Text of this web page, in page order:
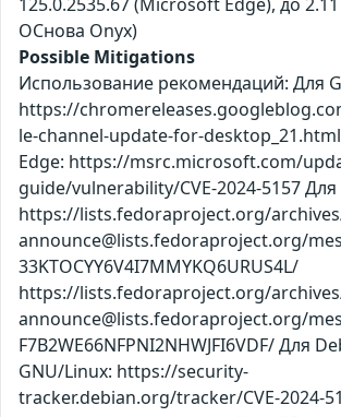
ОСнова Оnyx)
Possible Mitigations
Использование рекомендаций: Для
https://
le-channel-update-for-
Edge: https://msrc.microsoft.com/
guide/vulnerability/CVE-2024-5157 Для
https://lists.fedoraproject.org/
announce@lists.fedoraproject.org/
33KTOCYY6V4I7MMYKQ6URUS4L/
https://lists.fedoraproject.org/
announce@lists.fedoraproject.org/
F7B2WE66NFPNI2NHWJFI6VDF/ Для
GNU/Linux: https://security-
tracker.debian.org/tracker/CVE-2024-